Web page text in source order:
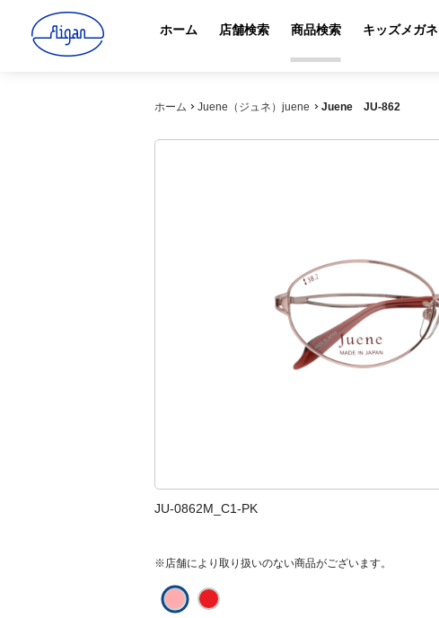
ホーム 店舗検索 商品検索 キッズメガネ
ホーム Juene（ジュネ）juene Juene JU-862
JU-0862M_C1-PK
※店舗により取り扱いのない商品がございます。